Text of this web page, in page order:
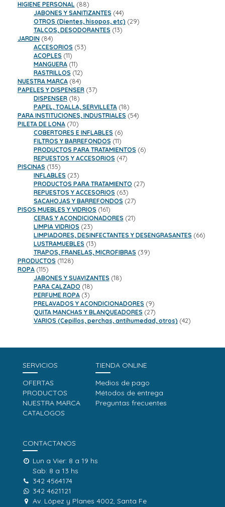
productos
HIGIENE PERSONAL 8888
productos
JABONES Y SANITIZANTES 4444
productos
OTROS (Dientes, hisopos, etc) 2929
TALCOS, DESODORANTES 1313
JARDIN 8484
productos
ACCESORIOS 5353
ACOPLES 1111
productos
MANGUERA 1111
productos
RASTRILLOS 1212
productos
NUESTRA MARCA 8484
productos
PAPELES Y DISPENSER 3737
DISPENSER 1818
productos
PAPEL, TOALLA, SERVILLETA 1818
productos
PARA INSTITUCIONES, INDUSTRIALES 5454
PILETA DE LONA 7070
productos
COBERTORES E INFLABLES 66
productos
FILTROS Y BARREFONDOS 1111
productos
PRODUCTOS PARA TRATAMIENTOS 66
REPUESTOS Y ACCESORIOS 4747
PISCINAS 135135
productos
INFLABLES 2323
productos
PRODUCTOS PARA TRATAMIENTO 2727
REPUESTOS Y ACCESORIOS 6363
productos
SACAHOJAS Y BARREFONDOS 2727
PISOS MUEBLES Y VIDRIOS 161161
productos
CERAS Y ACONDICIONADORES 2121
LIMPIA VIDRIOS 2323
productos
LIMPIADORES, DESINFECTANTES Y DESENGRASANTES 6666
LUSTRAMUEBLES 1313
productos
TRAPOS, FRANELAS, MICROFIBRAS 3939
PRODUCTOS 11281128
ROPA 115115
productos
JABONES Y SUAVIZANTES 1818
PARA CALZADO 1818
PERFUME ROPA 33
productos
PRELAVADOS Y ACONDICIONADORES 99
productos
QUITA MANCHAS Y BLANQUEADORES 2727
productos
VARIOS (Cepillos, perchas, antihumedad, otros) 4242
SERVICIOS
OFERTAS
PRODUCTOS
NUESTRA MARCA
CATALOGOS
TIENDA ONLINE
Medios de pago
Métodos de entrega
Preguntas frecuentes
CONTACTANOS
Lun a Vier: 8 a 19 hs
Sab: 8 a 13 hs
342 4564174
342 4621121
Av. López y Planes 4002, Santa Fe